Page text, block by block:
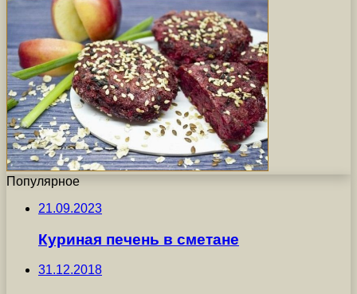
Популярное
21.09.2023
Куриная печень в сметане
31.12.2018